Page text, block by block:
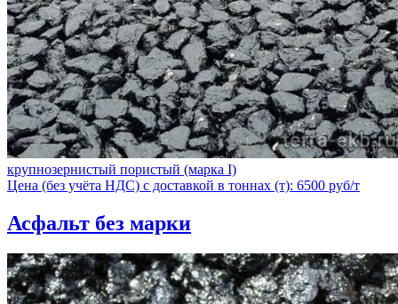
крупнозернистый пористый (марка I)
Цена (без учёта НДС) с доставкой в тоннах (т): 6500 руб/т
Асфальт без марки